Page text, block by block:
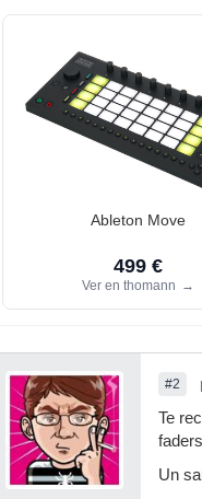
Ableton Move
499 €
Ver en thomann →
#2
Te
Un